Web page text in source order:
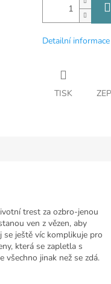
Detailní informace
TISK
trest za ozbro-jenou
ven z vězen, aby
ještě víc komplikuje pro
která se zapletla s
všechno jinak než se zdá.